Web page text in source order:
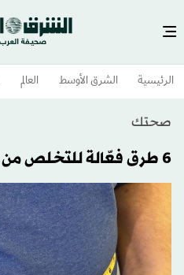
الرئيسية الشرق الأوسط​ العالم
صحتك
6 طرق فعّالة للتخلص من دهون البطن دون رياضة